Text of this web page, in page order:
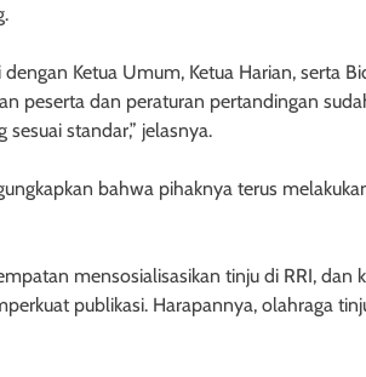
Ketua Umum, Ketua Harian, serta
peserta dan peraturan pertandingan
standar,” jelasnya.
bahwa pihaknya terus
mensosialisasikan tinju di RRI,
publikasi. Harapannya, olahraga